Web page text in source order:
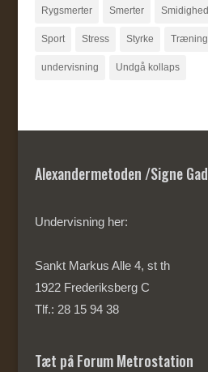
Rygsmerter Smerter Smidighed
Sport Stress Styrke Træning
undervisning Undgå kollaps
Alexandermetoden /Signe Gad
Undervisning her:
Sankt Markus Alle 4, st th
1922 Frederiksberg C
Tlf.: 28 15 94 38
Tæt på Forum Metrostation